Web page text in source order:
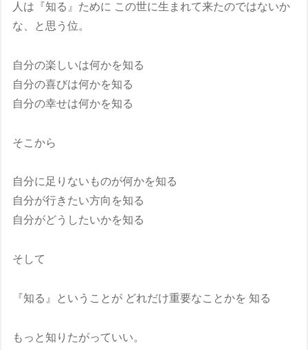
人は『知る』ために この世に生まれて来たのではないか
な、と思う位。
自分の楽しいは何かを知る
自分の喜びは何かを知る
自分の幸せは何かを知る
そこから
自分に足りないものが何かを知る
自分が行きたい方向を知る
自分がどうしたいかを知る
そして
『知る』ということが どれだけ重要なことかを 知る
もっと知りたがっていい。